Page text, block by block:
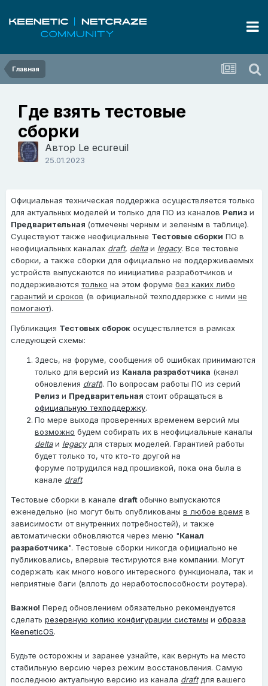
Главная
Где взять тестовые
сборки
Автор Le ecureuil
25.01.2023
Официальная техническая поддержка осуществляется только
для актуальных моделей и только для ПО из каналов Релиз и
Предварительная (отмечены черным и зеленым в таблице).
Существуют также неофициальные Тестовые сборки ПО в
неофициальных каналах draft, deltaи legacy. Все тестовые
сборки, а также сборки для официально не поддерживаемых
устройств выпускаются по инициативе разработчиков и
поддерживаются только на этом форуме без каких либо
гарантий и сроков (в официальной техподдержке с ними не
помогают).
Публикация Тестовых сборок осуществляется в рамках
следующей схемы:
Здесь, на форуме, сообщения об ошибках принимаются
только для версий из Канала разработчика (канал
обновления draft). По вопросам работы ПО из серий
Релиз и Предварительная стоит обращаться в
официальную техподдержку.
По мере выхода проверенных временем версий мы
возможно будем собирать их в неофициальные каналы
deltaи legacyдля старых моделей. Гарантией работы
будет только то, что кто-то другой на
форуме потрудился над прошивкой, пока она была в
канале draft.
Тестовые сборки в канале draftобычно выпускаются
еженедельно (но могут быть опубликованы в любое время в
зависимости от внутренних потребностей), и также
автоматически обновляются через меню "Канал
разработчика". Тестовые сборки никогда официально не
публиковались, впервые тестируются вне компании. Могут
содержать как много нового интересного функционала, так и
неприятные баги (вплоть до неработоспособности роутера).
Важно! Перед обновлением обязательно рекомендуется
сделать резервную копию конфигурации системы и образа
KeeneticOS.
Будьте осторожны и заранее узнайте, как вернуть на место
стабильную версию через режим восстановления. Самую
последнюю актуальную версию из канала draftдля вашего